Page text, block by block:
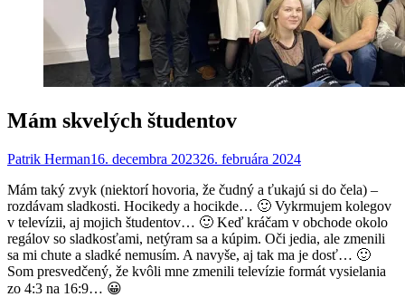
Mám skvelých študentov
Patrik Herman16. decembra 202326. februára 2024
Mám taký zvyk (niektorí hovoria, že čudný a ťukajú si do čela) –
rozdávam sladkosti. Hocikedy a hocikde… 🙂 Vykrmujem kolegov
v televízii, aj mojich študentov… 🙂 Keď kráčam v obchode okolo
regálov so sladkosťami, netýram sa a kúpim. Oči jedia, ale zmenili
sa mi chute a sladké nemusím. A navyše, aj tak ma je dosť… 🙂
Som presvedčený, že kvôli mne zmenili televízie formát vysielania
zo 4:3 na 16:9… 😀